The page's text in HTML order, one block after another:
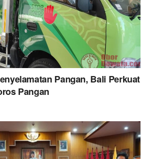
Pangan, Bali Perkuat
Pangan